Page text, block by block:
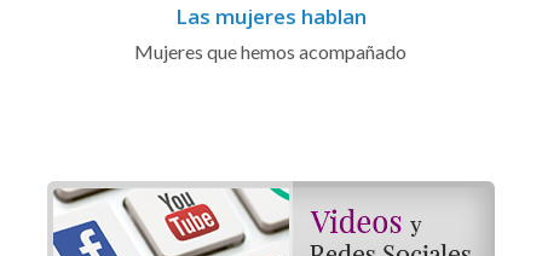
Las mujeres hablan
Mujeres que hemos acompañado